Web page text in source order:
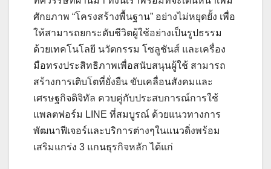
ศักยภาพ “โครงสร้างพื้นฐาน” อย่างไม่หยุดยั้ง เพื่อ
ให้สามารถยกระดับชีวิตผู้ใช้อย่างเป็นรูปธรรม
ด้วยเทคโนโลยี นวัตกรรม โซลูชันส์ และเครื่อง
มือทรงประสิทธิภาพเพื่อสนับสนุนผู้ใช้ สามารถ
สร้างการเติบโตที่ยั่งยืน ขับเคลื่อนสังคมและ
เศรษฐกิจดิจิทัล ควบคู่กับประสบการณ์การใช้
แพลตฟอร์ม LINE ที่สมบูรณ์ ด้วยแนวทางการ
พัฒนาฟีเจอร์และบริการต่างๆในแนวดิ่งพร้อม
เสริมแกร่ง 3 แกนธุรกิจหลัก ได้แก่